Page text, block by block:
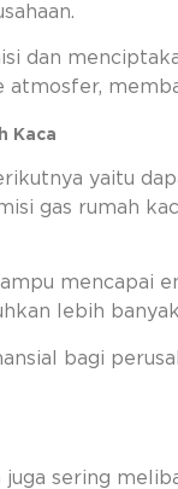
dan
atmosfer,
Kaca
yaitu
gas rumah
mencapai
lebih
bagi
juga sering